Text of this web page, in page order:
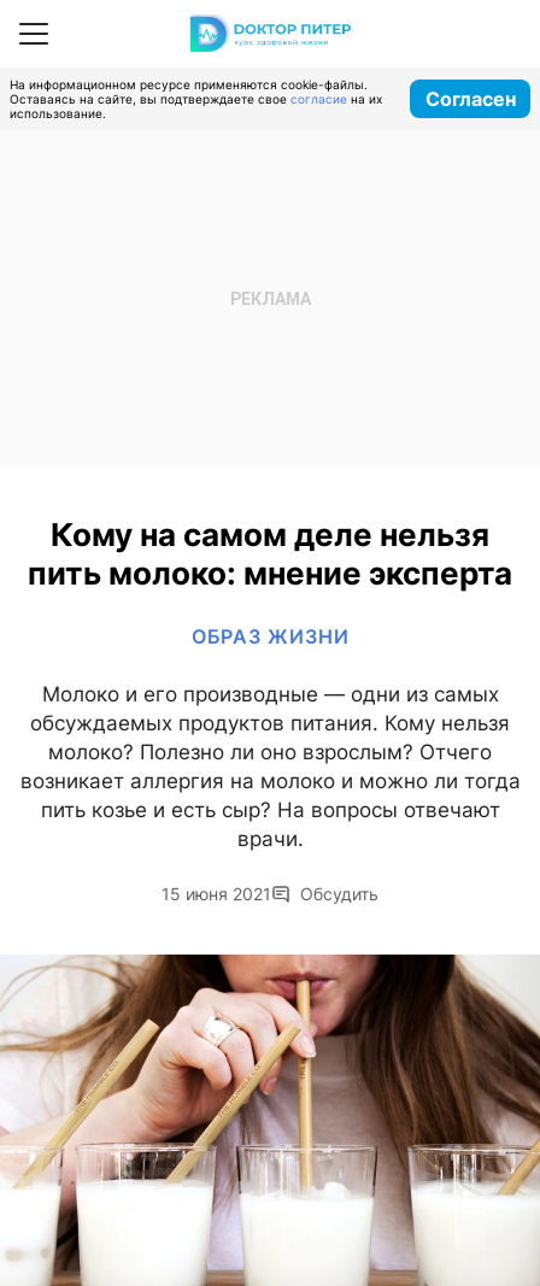
На информационном ресурсе применяются cookie-файлы.
Оставаясь на сайте, вы подтверждаете свое согласие на их
использование.
Согласен
Кому на самом деле нельзя
пить молоко: мнение эксперта
ОБРАЗ ЖИЗНИ
Молоко и его производные — одни из самых
обсуждаемых продуктов питания. Кому нельзя
молоко? Полезно ли оно взрослым? Отчего
возникает аллергия на молоко и можно ли тогда
пить козье и есть сыр? На вопросы отвечают
врачи.
15 июня 2021 Обсудить